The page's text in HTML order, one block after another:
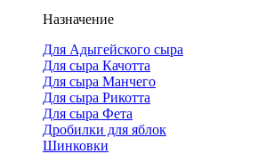
Назначение
Для Адыгейского сыра
Для сыра Качотта
Для сыра Манчего
Для сыра Рикотта
Для сыра Фета
Дробилки для яблок
Шинковки